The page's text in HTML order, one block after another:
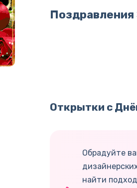
Открытки с
Обрадуйте
найти